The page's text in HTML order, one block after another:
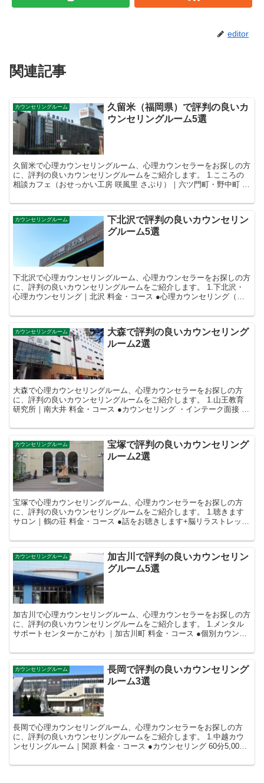
editor
関連記事
カウンセリングルーム
久留米（福岡県）で評判の良いカ
ウンセリングルーム5選
久留米で心理カウンセリングルーム、心理カウンセラーをお探しの方
に、評判の良いカウンセリングルームをご紹介します。 1.こころの
相談カフェ（おせっかい工房 咲風里 さぷり）｜六ツ門町・野中町 料
カウンセリングルーム
下北沢で評判の良いカウンセリン
グルーム5選
下北沢で心理カウンセリングルーム、心理カウンセラーをお探しの方
に、評判の良いカウンセリングルームをご紹介します。 1.下北沢・
心理カウンセリング｜北沢 料金・コース ●心理カウンセリング（対
カウンセリングルーム
大森で評判の良いカウンセリング
ルーム2選
大森で心理カウンセリングルーム、心理カウンセラーをお探しの方
に、評判の良いカウンセリングルームをご紹介します。 1.山王教育
研究所｜南大井 料金・コース ●カウンセリング ・インテーク面接 40
カウンセリングルーム
宝塚で評判の良いカウンセリング
ルーム2選
宝塚で心理カウンセリングルーム、心理カウンセラーをお探しの方
に、評判の良いカウンセリングルームをご紹介します。 1.聴きます
サロン｜鶴の荘 料金・コース ●話をお聴きします+脳リラストレッチ
カウンセリングルーム
加古川で評判の良いカウンセリン
グルーム5選
加古川で心理カウンセリングルーム、心理カウンセラーをお探しの方
に、評判の良いカウンセリングルームをご紹介します。 1.メンタル
サポートセンターかこがわ ｜加古川町 料金・コース ●個別カウンセ
カウンセリングルーム
長岡で評判の良いカウンセリング
ルーム3選
長岡で心理カウンセリングルーム、心理カウンセラーをお探しの方
に、評判の良いカウンセリングルームをご紹介します。 1.中越カウ
ンセリングルーム｜関原 料金・コース ●カウンセリング 60分5,000